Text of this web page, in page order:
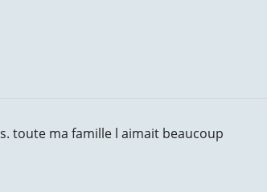
toute ma famille l aimait beaucoup